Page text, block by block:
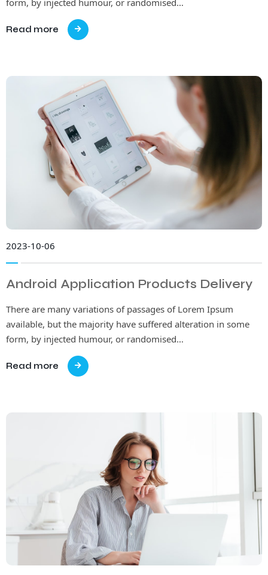
Read more
2023-10-06
Android Application Products Delivery
There are many variations of passages of Lorem Ipsum
available, but the majority have suffered alteration in some
form, by injected humour, or randomised…
Read more